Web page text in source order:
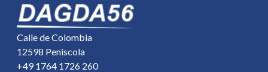
Calle de Colombia
12598 Peniscola
+49 1764 1726 260